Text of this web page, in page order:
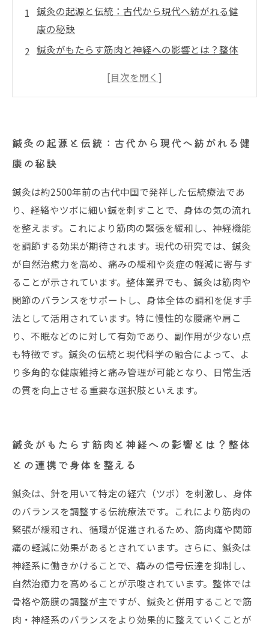
鍼灸の起源と伝統：古代から現代へ紡がれる健
康の秘訣
鍼灸がもたらす筋肉と神経への影響とは？整体
科学が証明する鍼灸の痛み緩和効果とそのメカ
然治癒力の秘密
未来の健康管理へ：伝統と科学が融合した鍼灸
鍼灸を始める前に知っておきたい基礎知識と注
整体と鍼灸の違いとそれぞれの健康効果を最大
化する方法
鍼灸の起源と伝統：古代から現代へ紡がれる健
康の秘訣
鍼灸は約2500年前の古代中国で発祥した伝統療法であ
り、経絡やツボに細い鍼を刺すことで、身体の気の流れ
を整えます。これにより筋肉の緊張を緩和し、神経機能
を調節する効果が期待されます。現代の研究では、鍼灸
が自然治癒力を高め、痛みの緩和や炎症の軽減に寄与す
ることが示されています。整体業界でも、鍼灸は筋肉や
関節のバランスをサポートし、身体全体の調和を促す手
法として活用されています。特に慢性的な腰痛や肩こ
り、不眠などのに対して有効であり、副作用が少ない点
も特徴です。鍼灸の伝統と現代科学の融合によって、よ
り多角的な健康維持と痛み管理が可能となり、日常生活
の質を向上させる重要な選択肢といえます。
鍼灸がもたらす筋肉と神経への影響とは？整体
との連携で身体を整える
鍼灸は、針を用いて特定の経穴（ツボ）を刺激し、身体
のバランスを調整する伝統療法です。これにより筋肉の
緊張が緩和され、循環が促進されるため、筋肉痛や関節
痛の軽減に効果があるとされています。さらに、鍼灸は
神経系に働きかけることで、痛みの信号伝達を抑制し、
自然治癒力を高めることが示唆されています。整体では
骨格や筋膜の調整が主ですが、鍼灸と併用することで筋
肉・神経系のバランスをより効果的に整えていくことが